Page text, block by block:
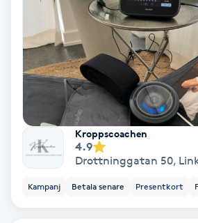
Regndroppsmassage
Reiki
Reikihealing
Reiki massage
Restorative Yoga
Kroppscoachen
4.9
Drottninggatan 50,
Kampanj Betala senare Presentkort